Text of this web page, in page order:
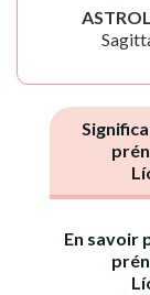
En savoir